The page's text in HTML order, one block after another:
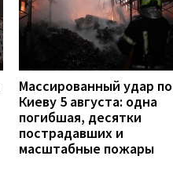
Массированный удар по
Киеву 5 августа: одна
погибшая, десятки
пострадавших и
масштабные пожары